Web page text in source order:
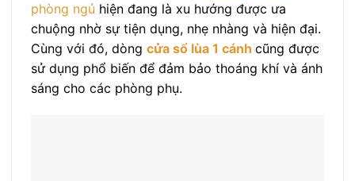
phòng ngủ hiện đang là xu hướng được ưa
chuộng nhờ sự tiện dụng, nhẹ nhàng và hiện đại.
Cùng với đó, dòng cửa sổ lùa 1 cánh cũng được
sử dụng phổ biến để đảm bảo thoáng khí và ánh
sáng cho các phòng phụ.